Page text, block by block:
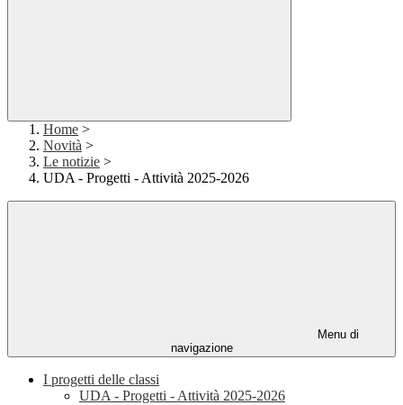
Home >
Novità >
Le notizie >
UDA - Progetti - Attività 2025-2026
Menu di
navigazione
I progetti delle classi
UDA - Progetti - Attività 2025-2026